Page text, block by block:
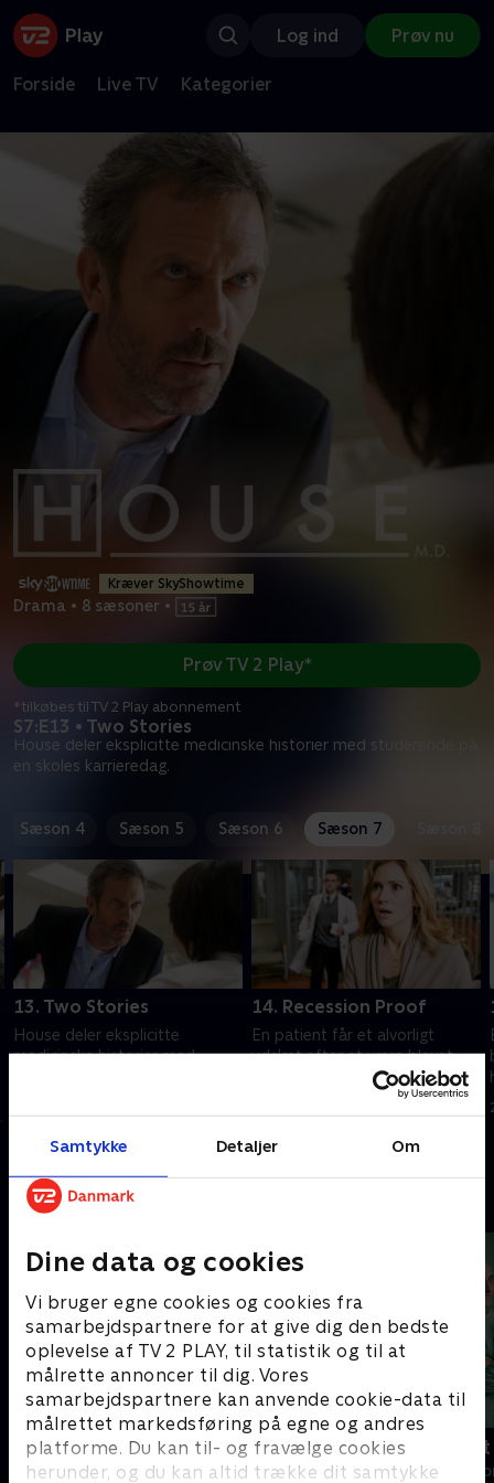
Samtykke Detaljer Om
Dine data og cookies
Vi bruger egne cookies og cookies fra
samarbejdspartnere for at give dig den bedste
oplevelse af TV 2 PLAY, til statistik og til at
målrette annoncer til dig. Vores
samarbejdspartnere kan anvende cookie-data til
målrettet markedsføring på egne og andres
platforme. Du kan til- og fravælge cookies
herunder, og du kan altid trække dit samtykke
Log ind Prøv nu
Forside Live TV Kategorier
Kræver SkyShowtime
Drama • 8 sæsoner •
S7:E13 • Two Stories
House deler eksplicitte medicinske historier med studerende på
en skoles karrieredag.
Prøv TV 2 Play*
*tilkøbes til TV 2 Play abonnement
Sæson 4 Sæson 5 Sæson 6 Sæson 7
13. Two Stories
House deler eksplicitte
medicinske historier med
14. Recession Proof
En patient får et alvorligt
udslæt efter at være blevet
udsat for kaustiske kemikalier
Andre så også
Happy fucking Pride
Drama • 1 sæsoner
Fake Patient
Drama • 1